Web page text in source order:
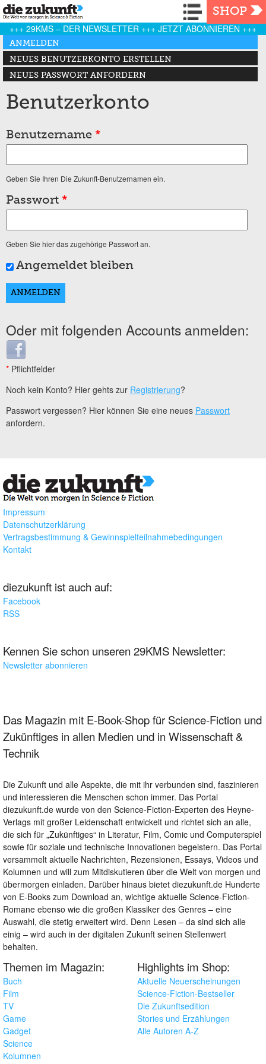
Navigation
SHOP
+++ 29KMS – DER NEWSLETTER +++ JETZT ABONNIEREN +++
Haupt-Reiter
ANMELDEN
(AKTIVER REITER)
NEUES BENUTZERKONTO ERSTELLEN
NEUES PASSWORT ANFORDERN
Benutzerkonto
Benutzername *
Geben Sie Ihren Die Zukunft-Benutzernamen ein.
Passwort *
Geben Sie hier das zugehörige Passwort an.
Angemeldet bleiben
Oder mit folgenden Accounts anmelden:
Login with Facebook
* Pflichtfelder
Noch kein Konto? Hier gehts zur Registrierung?
Passwort vergessen? Hier können Sie eine neues Passwort
anfordern.
Impressum
Datenschutzerklärung
Vertragsbestimmung & Gewinnspielteilnahmebedingungen
Kontakt
diezukunft ist auch auf:
Facebook
RSS
Kennen Sie schon unseren 29KMS Newsletter:
Newsletter abonnieren
Das Magazin mit E-Book-Shop für Science-Fiction und
Zukünftiges in allen Medien und in Wissenschaft &
Technik
Die Zukunft und alle Aspekte, die mit ihr verbunden sind, faszinieren
und interessieren die Menschen schon immer. Das Portal
diezukunft.de wurde von den Science-Fiction-Experten des Heyne-
Verlags mit großer Leidenschaft entwickelt und richtet sich an alle,
die sich für „Zukünftiges“ in Literatur, Film, Comic und Computerspiel
sowie für soziale und technische Innovationen begeistern. Das Portal
versammelt aktuelle Nachrichten, Rezensionen, Essays, Videos und
Kolumnen und will zum Mitdiskutieren über die Welt von morgen und
übermorgen einladen. Darüber hinaus bietet diezukunft.de Hunderte
von E-Books zum Download an, wichtige aktuelle Science-Fiction-
Romane ebenso wie die großen Klassiker des Genres – eine
Auswahl, die stetig erweitert wird. Denn Lesen – da sind sich alle
einig – wird auch in der digitalen Zukunft seinen Stellenwert
behalten.
Themen im Magazin:
Buch
Film
TV
Game
Gadget
Science
Kolumnen
Highlights im Shop:
Aktuelle Neuerscheinungen
Science-Fiction-Bestseller
Die Zukunftsedition
Stories und Erzählungen
Alle Autoren A-Z